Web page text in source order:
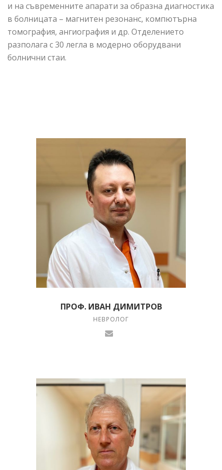
и на съвременните апарати за образна диагностика
в болницата – магнитен резонанс, компютърна
томография, ангиография и др. Отделението
разполага с 30 легла в модерно оборудвани
болнични стаи.
ПРОФ. ИВАН ДИМИТРОВ
НЕВРОЛОГ